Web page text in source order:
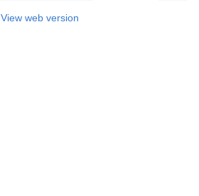
View web version